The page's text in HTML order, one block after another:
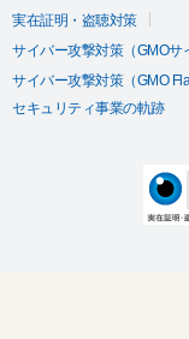
実在証明・盗聴対策
サイバー攻撃対策（GMOサ
サイバー攻撃対策（GMO
セキュリティ事業の軌跡